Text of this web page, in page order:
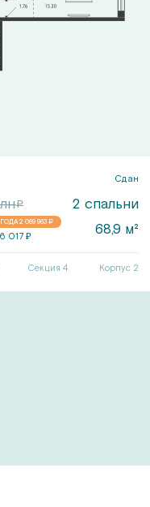
Сдан
a 2 спальни
2 069 963 a
017₽ 68,9 м²
Секция4 Корпус 2